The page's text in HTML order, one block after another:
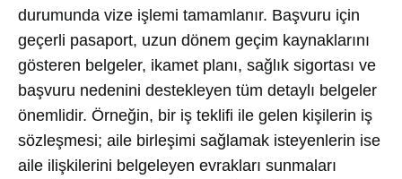
durumunda vize işlemi tamamlanır. Başvuru için
geçerli pasaport, uzun dönem geçim kaynaklarını
gösteren belgeler, ikamet planı, sağlık sigortası ve
başvuru nedenini destekleyen tüm detaylı belgeler
önemlidir. Örneğin, bir iş teklifi ile gelen kişilerin iş
sözleşmesi; aile birleşimi sağlamak isteyenlerin ise
aile ilişkilerini belgeleyen evrakları sunmaları